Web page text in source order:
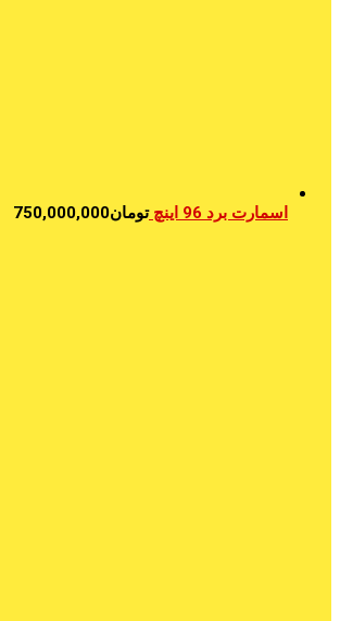
اسمارت برد 96 اینچ تومان750,000,000